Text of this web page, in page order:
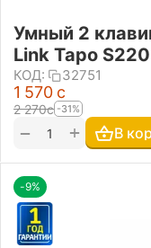
Умный 2
Link Tapo S220
КОД: 32751
1 570 с
2 270с -31%
+
− В
-9%